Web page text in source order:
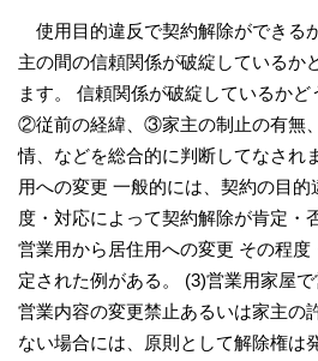
使用目的違反で契約解除ができる
主の間の信頼関係が破綻しているか
ます。 信頼関係が破綻しているか
②従前の経緯、③家主の制止の有無
情、などを総合的に判断してなされ
用への変更 一般的には、契約の目
度・対応によって契約解除が肯定・
営業用から居住用への変更 その程
定された例がある。 (3)営業用家屋
営業内容の変更禁止あるいは家主の
ない場合には、原則として解除権は